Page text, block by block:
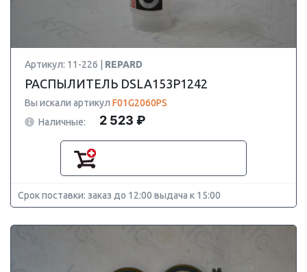
Артикул: 11-226 | REPARD
РАСПЫЛИТЕЛЬ DSLA153P1242
Вы искали артикул F01G2060PS
Наличные:
2 523 ₽
Срок поставки: заказ до 12:00 выдача к 15:00